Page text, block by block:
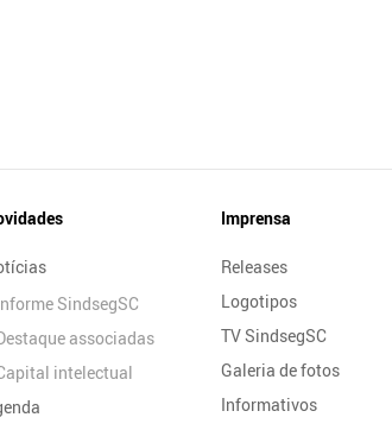
SindsegSC
associadas
intelectual
Imprensa
Releases
Logotipos
TV SindsegSC
Galeria de fotos
Informativos